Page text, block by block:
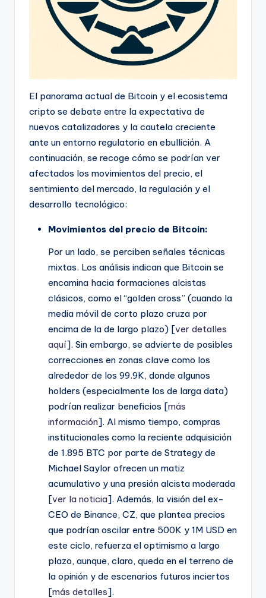
El panorama actual de Bitcoin y el ecosistema
cripto se debate entre la expectativa de
nuevos catalizadores y la cautela creciente
ante un entorno regulatorio en ebullición. A
continuación, se recoge cómo se podrían ver
afectados los movimientos del precio, el
sentimiento del mercado, la regulación y el
desarrollo tecnológico:
Movimientos del precio de Bitcoin:
Por un lado, se perciben señales técnicas
mixtas. Los análisis indican que Bitcoin se
encamina hacia formaciones alcistas
clásicos, como el “golden cross” (cuando la
media móvil de corto plazo cruza por
encima de la de largo plazo) [ver detalles
aquí]. Sin embargo, se advierte de posibles
correcciones en zonas clave como los
alrededor de los 99.9K, donde algunos
holders (especialmente los de larga data)
podrían realizar beneficios [más
información]. Al mismo tiempo, compras
institucionales como la reciente adquisición
de 1.895 BTC por parte de Strategy de
Michael Saylor ofrecen un matiz
acumulativo y una presión alcista moderada
[ver la noticia]. Además, la visión del ex-
CEO de Binance, CZ, que plantea precios
que podrían oscilar entre 500K y 1M USD en
este ciclo, refuerza el optimismo a largo
plazo, aunque, claro, queda en el terreno de
la opinión y de escenarios futuros inciertos
[más detalles].